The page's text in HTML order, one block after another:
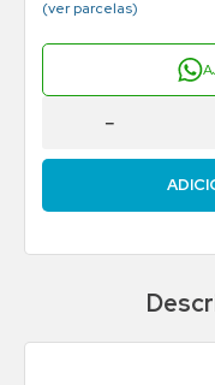
(ver parcelas)
－